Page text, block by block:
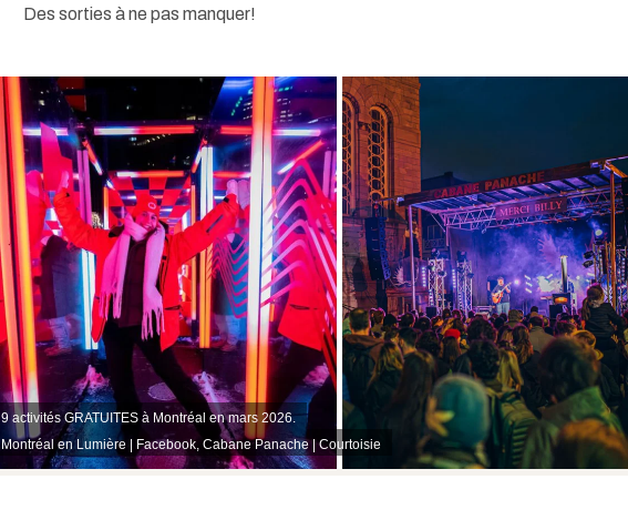
Des sorties à ne pas manquer!
9 activités GRATUITES à Montréal en mars 2026.
Montréal en Lumière | Facebook, Cabane Panache | Courtoisie